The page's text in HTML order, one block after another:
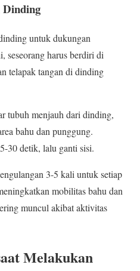
Dinding
untuk dukungan
seseorang harus berdiri di
telapak tangan di dinding
tubuh menjauh dari dinding,
bahu dan punggung.
30 detik, lalu ganti sisi.
3-5 kali untuk setiap
mobilitas bahu dan
muncul akibat aktivitas
Melakukan